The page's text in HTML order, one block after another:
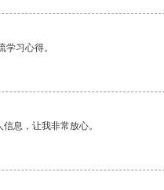
习心得。
息，让我非常放心。